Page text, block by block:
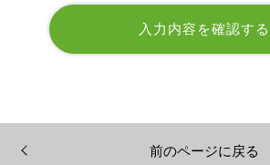
前のページに戻る